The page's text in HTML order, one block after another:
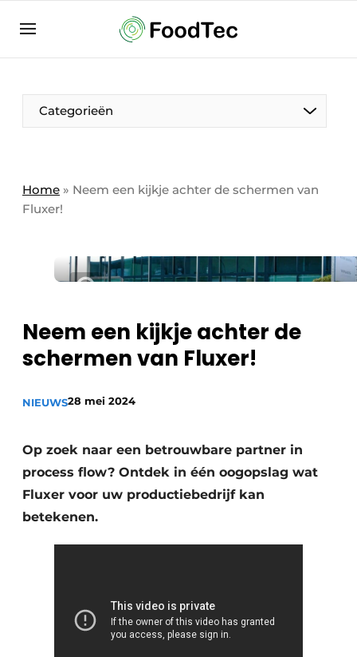
Bedrijven
Bedrijven
Direct contact
Eigen content aanleveren
Home
Vacature aanmelden
Video’s
Categorieën
Home » Neem een kijkje achter de schermen van
Fluxer!
Neem een kijkje achter de
schermen van Fluxer!
NIEUWS28 mei 2024
Op zoek naar een betrouwbare partner in
process flow? Ontdek in één oogopslag wat
Fluxer voor uw productiebedrijf kan
betekenen.